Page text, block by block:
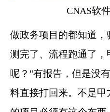
CNAS软
做政务项目的都知道
测完了、流程跑通了
呢？"有报告，但是没
料直接打回来。不是